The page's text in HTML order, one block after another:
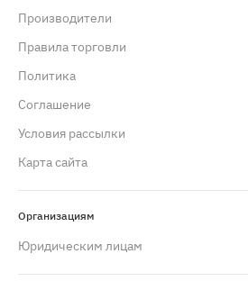
Производители
Правила торговли
Политика
Cоглашение
Условия рассылки
Карта сайта
Организациям
Юридическим лицам